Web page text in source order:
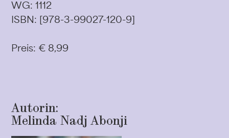
WG: 1112
ISBN: [978-3-99027-120-9]
Preis: € 8,99
Autorin:
Melinda Nadj Abonji